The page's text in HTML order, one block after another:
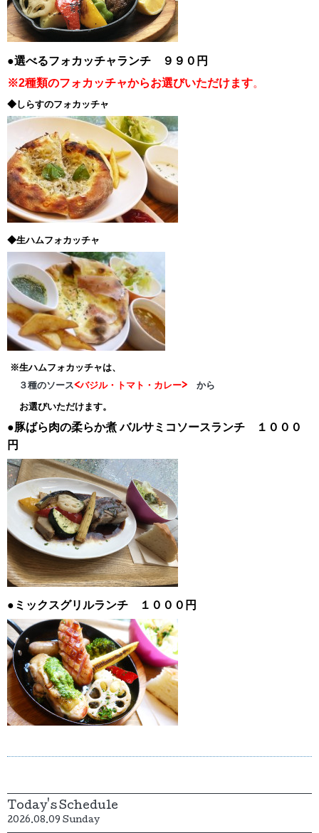
●選べるフォカッチャランチ ９９０円
※2種類のフォカッチャからお選びいただけます。
◆しらすのフォカッチャ
◆生ハムフォカッチャ
※生ハムフォカッチャは、
３種のソース<バジル・トマト・カレー> から
お選びいただけます。
●豚ばら肉の柔らか煮バルサミコソースランチ １０００
円
●ミックスグリルランチ １０００円
Today's Schedule
2026.08.09 Sunday